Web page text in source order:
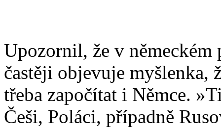
Upozornil, že v německém
častěji objevuje myšlenka,
třeba započítat i Němce.
Češi, Poláci, případně